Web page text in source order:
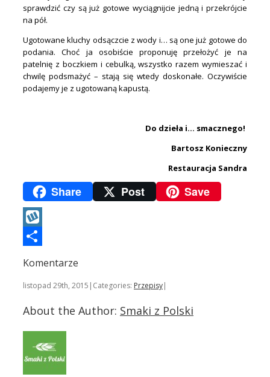
sprawdzić czy są już gotowe wyciągnijcie jedną i przekrójcie
na pół.
Ugotowane kluchy odsączcie z wody i… są one już gotowe do
podania. Choć ja osobiście proponuję przełożyć je na
patelnię z boczkiem i cebulką, wszystko razem wymieszać i
chwilę podsmażyć – stają się wtedy doskonałe. Oczywiście
podajemy je z ugotowaną kapustą.
Do dzieła i… smacznego!
Bartosz Konieczny
Restauracja Sandra
Share Post Save
Wykop
Komentarze
listopad 29th, 2015 | Categories: Przepisy|
About the Author: Smaki z Polski